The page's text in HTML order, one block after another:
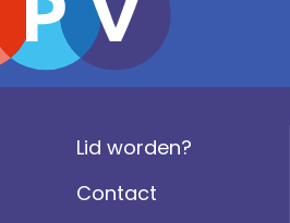
Lid worden?
Contact